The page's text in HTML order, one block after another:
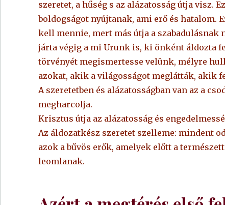
szeretet, a hűség s az alázatosság útja visz.
boldogságot nyújtanak, ami erő és hatalom.
kell mennie, mert más útja a szabadulásnak
járta végig a mi Urunk is, ki önként áldozta
törvényét megismertesse velünk, mélyre
azokat, akik a világosságot meglátták, akik
A szeretetben és alázatosságban van az a
megharcolja.
Krisztus útja az alázatosság és
Az áldozatkész szeretet szelleme: mindent
azok a bűvös erők, amelyek előtt a
leomlanak.